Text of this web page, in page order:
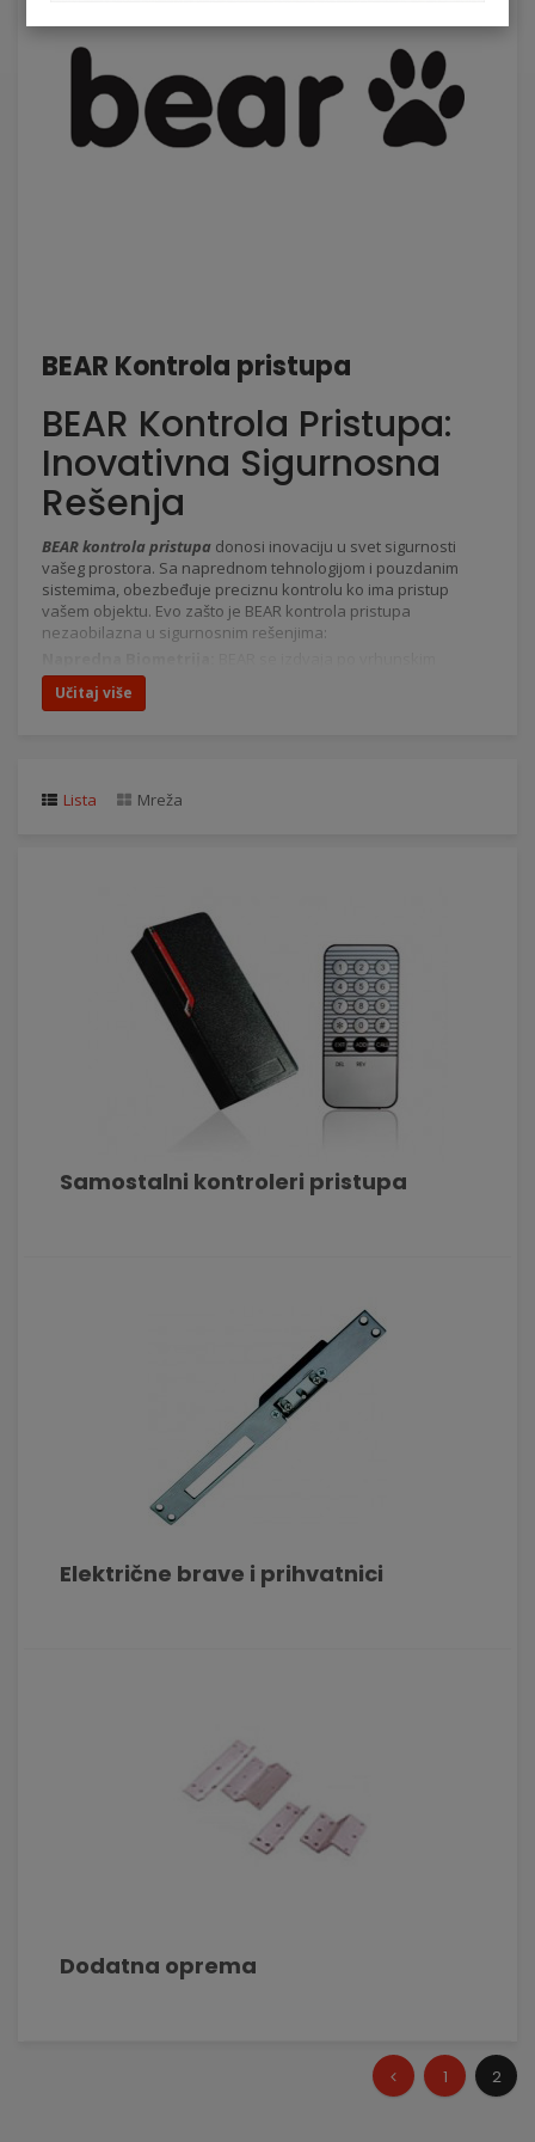
BEAR Kontrola pristupa
BEAR Kontrola Pristupa:
Inovativna Sigurnosna
Rešenja
BEAR kontrola pristupa donosi inovaciju u svet sigurnosti
vašeg prostora. Sa naprednom tehnologijom i pouzdanim
sistemima, obezbeđuje preciznu kontrolu ko ima pristup
vašem objektu. Evo zašto je BEAR kontrola pristupa
nezaobilazna u sigurnosnim rešenjima:
biometrijskim sistemima koji omogućavaju sigurnu i preciznu
identifikaciju korisnika.
sigurnosnim sistemima, kao što su video nadzor ili alarmni
Rešenje za Različite Vrste Objekata:
stambenim zgradama, kompanijama ili industrijskim
kompleksima, BEAR kontrola pristupa se lako prilagođava
specifičnim potrebama.
Uložite u BEAR tehnologiju i osigurajte vrhunsku kontrolu
pristupa. Kontaktirajte nas danas kako biste saznali više o
našim proizvodima i kako možemo unaprediti sigurnost vašeg
objekta. Vaša sigurnost je naš prioritet.
Učitaj više
Lista Mreža
Samostalni kontroleri pristupa
Električne brave i prihvatnici
Dodatna oprema
1 2